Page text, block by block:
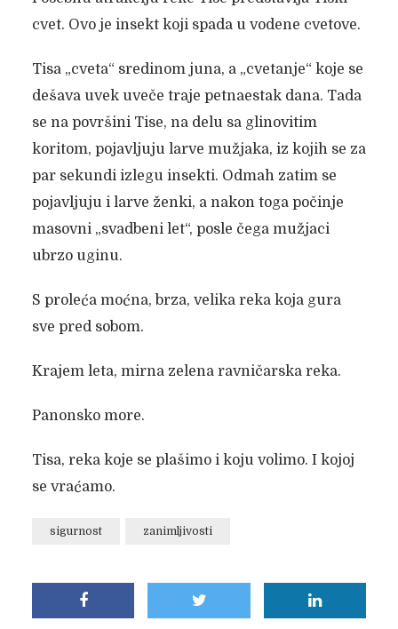
cvet. Ovo je insekt koji spada u vodene cvetove.
Tisa „cveta“ sredinom juna, a „cvetanje“ koje se
dešava uvek uveče traje petnaestak dana. Tada
se na površini Tise, na delu sa glinovitim
koritom, pojavljuju larve mužjaka, iz kojih se za
par sekundi izlegu insekti. Odmah zatim se
pojavljuju i larve ženki, a nakon toga počinje
masovni „svadbeni let“, posle čega mužjaci
ubrzo uginu.
S proleća moćna, brza, velika reka koja gura
sve pred sobom.
Krajem leta, mirna zelena ravničarska reka.
Panonsko more.
Tisa, reka koje se plašimo i koju volimo. I kojoj
se vraćamo.
sigurnost zanimljivosti